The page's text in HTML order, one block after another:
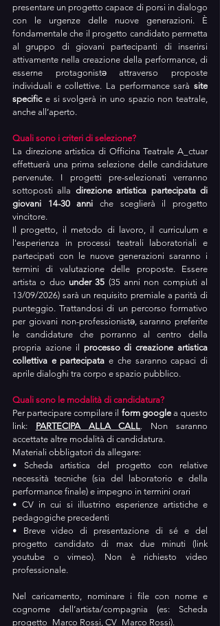
presentare un progetto capace di porsi in dialogo
con le urgenze delle nuove generazioni. È
fondamentale che il progetto candidato permetta
al gruppo di giovani partecipanti di inserirsi
attivamente nella creazione della performance, di
esserne protagonistə attraverso proposte
individuali e collettive. La performance sarà site
specific e si svolgerà in uno spazio non teatrale,
anche all’aperto.
Quali sono i criteri di selezione?
La direzione artistica di Officina Teatrale A_ctuar
effettuerà una prima selezione delle candidature
pervenute. I progetti pre-selezionati verranno
sottoposti alla direzione artistica partecipata di
giovani 14-30 anni che sceglierà il progetto
vincitore.
Il progetto, il metodo di lavoro, il curriculum e
l'esperienza in processi teatrali laboratoriali e
partecipati con le nuove generazioni saranno i
termini di valutazione delle proposte. Essere
artista o duo under 35 (35 anni non compiuti al
13/09/2026) sarà un requisito premiale a parità di
punteggio. Trattandosi di un percorso formativo
per giovani non-professionistə, saranno preferite
le candidature che porranno al centro della
propria azione il processo di creazione artistica
collettiva e partecipata e che saranno capaci di
aprile dialoghi tra corpo e spazio pubblico.
Quali sono le modalità di candidatura?
Per partecipare compilare il form google a questo
link: PARTECIPA ALLA CALL. Non saranno
accettate altre modalità di candidatura.
Materiali obbligatori da allegare:
• Scheda artistica del progetto con relative
necessità tecniche (sia del laboratorio e della
performance finale) e impegno in termini orari
• CV in cui si illustrino esperienze artistiche e
pedagogiche precedenti
• Breve video di presentazione di sé e del
progetto candidato di max due minuti (link
youtube o vimeo). Non è richiesto video
professionale.
Nel caricamento, nominare i file con nome e
cognome dell’artista/compagnia (es: Scheda
progetto_Marco Rossi, CV_Marco Rossi).